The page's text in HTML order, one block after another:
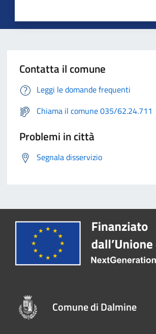
Contatta il comune
Leggi le domande frequenti
Chiama il comune 035/62.24.711
Problemi in città
Segnala disservizio
Comune di Dalmine